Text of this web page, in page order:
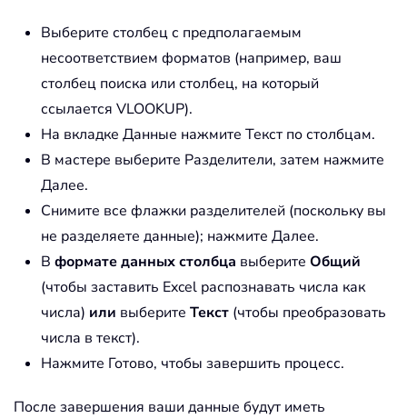
Выберите столбец с предполагаемым
несоответствием форматов (например, ваш
столбец поиска или столбец, на который
ссылается VLOOKUP).
На вкладке Данные нажмите Текст по столбцам.
В мастере выберите Разделители, затем нажмите
Далее.
Снимите все флажки разделителей (поскольку вы
не разделяете данные); нажмите Далее.
В формате данных столбца выберите Общий
(чтобы заставить Excel распознавать числа как
числа) или выберите Текст (чтобы преобразовать
числа в текст).
Нажмите Готово, чтобы завершить процесс.
После завершения ваши данные будут иметь